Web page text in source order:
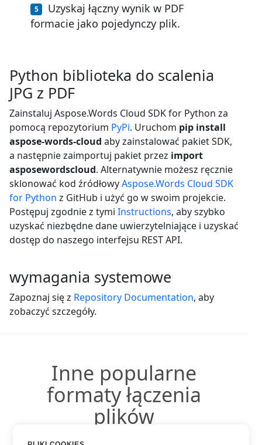
Uzyskaj łączny wynik w PDF
formacie jako pojedynczy plik.
Python biblioteka do scalenia
JPG z PDF
Zainstaluj Aspose.Words Cloud SDK for Python za
pomocą repozytorium PyPi. Uruchom pip install
aspose-words-cloud aby zainstalować pakiet SDK,
a następnie zaimportuj pakiet przez import
asposewordscloud. Alternatywnie możesz ręcznie
sklonować kod źródłowyAspose.Words Cloud SDK
for Python z GitHub i użyć go w swoim projekcie.
Postępuj zgodnie z tymi Instructions, aby szybko
uzyskać niezbędne dane uwierzytelniające i uzyskać
dostęp do naszego interfejsu REST API.
wymagania systemowe
Zapoznaj się z Repository Documentation, aby
zobaczyć szczegóły.
Inne popularne
formaty łączenia
plików